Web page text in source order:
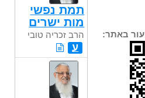
באתר:
תמת נפשי
מות ישרים
הרב זכריה טובי
ע